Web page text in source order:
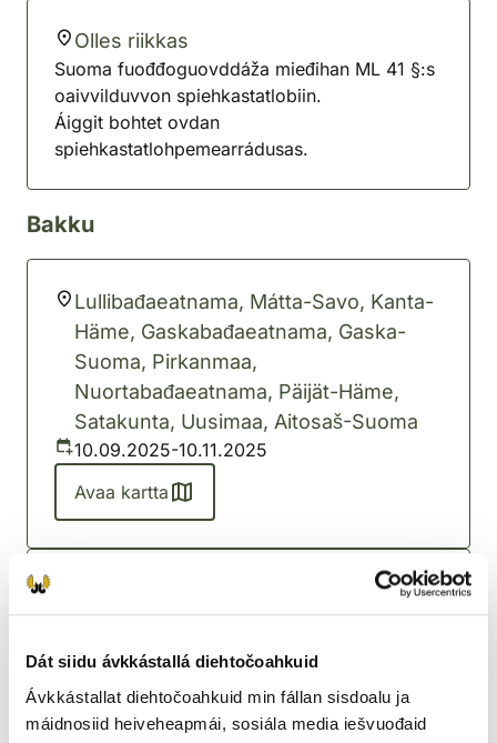
Dát siidu ávkkástallá diehtočoahkuid
Ávkkástallat diehtočoahkuid min fállan sisdoalu ja
máidnosiid heiveheapmái, sosiála media iešvuođaid
Olles riikkas
Suoma fuođđoguovddáža mieđihan ML 41 §:s
oaivvilduvvon spiehkastatlobiin.
Áiggit bohtet ovdan
spiehkastatlohpemearrádusas.
Bakku
Lullibađaeatnama, Mátta-Savo, Kanta-
Häme, Gaskabađaeatnama, Gaska-
Suoma, Pirkanmaa,
Nuortabađaeatnama, Päijät-Häme,
Satakunta, Uusimaa, Aitosaš-Suoma
10.09.2025-10.11.2025
Avaa kartta
Mátta-Gárjila, Kainuu, Lappi, Davvi-
Gárjila, Davvebađaeatnama, Davvi-
Savo
Avaa kartta